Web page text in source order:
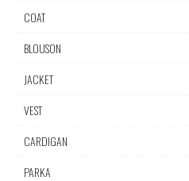
COAT
BLOUSON
JACKET
VEST
CARDIGAN
PARKA